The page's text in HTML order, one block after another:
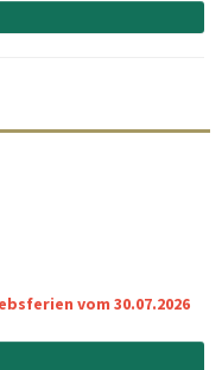
vom 30.07.2026